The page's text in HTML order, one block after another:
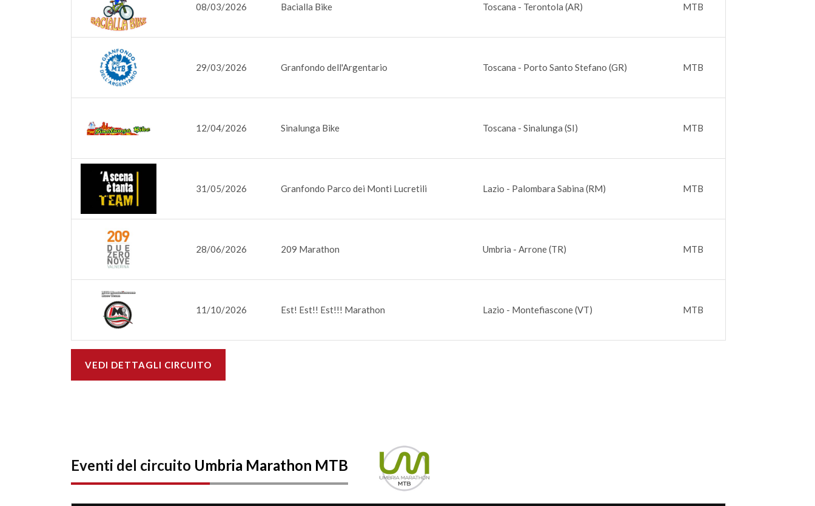
08/03/2026 Bacialla Bike Toscana - Terontola (AR) MTB
29/03/2026 Granfondo dell'Argentario Toscana - Porto Santo Stefano (GR) MTB
12/04/2026 Sinalunga Bike Toscana - Sinalunga (SI) MTB
31/05/2026 Granfondo Parco dei Monti Lucretili Lazio - Palombara Sabina (RM) MTB
28/06/2026 209 Marathon Umbria - Arrone (TR) MTB
11/10/2026 Est! Est!! Est!!! Marathon Lazio - Montefiascone (VT) MTB
VEDI DETTAGLI CIRCUITO
Eventi del circuito Umbria Marathon MTB